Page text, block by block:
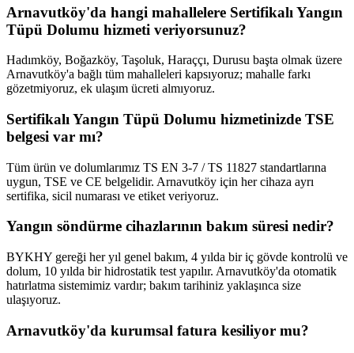
Arnavutköy'da hangi mahallelere Sertifikalı Yangın
Tüpü Dolumu hizmeti veriyorsunuz?
Hadımköy, Boğazköy, Taşoluk, Haraççı, Durusu başta olmak üzere
Arnavutköy'a bağlı tüm mahalleleri kapsıyoruz; mahalle farkı
gözetmiyoruz, ek ulaşım ücreti almıyoruz.
Sertifikalı Yangın Tüpü Dolumu hizmetinizde TSE
belgesi var mı?
Tüm ürün ve dolumlarımız TS EN 3-7 / TS 11827 standartlarına
uygun, TSE ve CE belgelidir. Arnavutköy için her cihaza ayrı
sertifika, sicil numarası ve etiket veriyoruz.
Yangın söndürme cihazlarının bakım süresi nedir?
BYKHY gereği her yıl genel bakım, 4 yılda bir iç gövde kontrolü ve
dolum, 10 yılda bir hidrostatik test yapılır. Arnavutköy'da otomatik
hatırlatma sistemimiz vardır; bakım tarihiniz yaklaşınca size
ulaşıyoruz.
Arnavutköy'da kurumsal fatura kesiliyor mu?